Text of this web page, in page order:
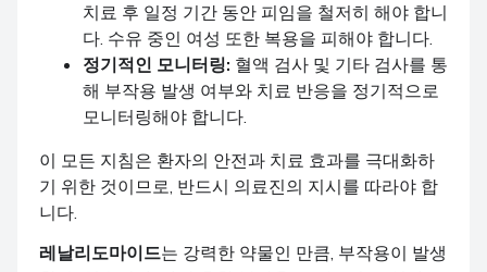
치료 후 일정 기간 동안 피임을 철저히 해야 합니
다. 수유 중인 여성 또한 복용을 피해야 합니다.
정기적인 모니터링: 혈액 검사 및 기타 검사를 통
해 부작용 발생 여부와 치료 반응을 정기적으로
모니터링해야 합니다.
이 모든 지침은 환자의 안전과 치료 효과를 극대화하
기 위한 것이므로, 반드시 의료진의 지시를 따라야 합
니다.
레날리도마이드는 강력한 약물인 만큼, 부작용이 발생